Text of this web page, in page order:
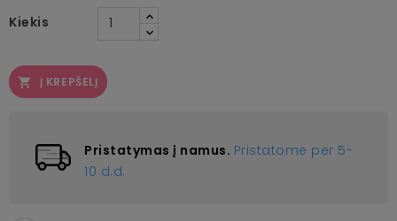
Kiekis
 Į KREPŠELĮ
Pristatymas į namus. Pristatome per 5-
10 d.d.